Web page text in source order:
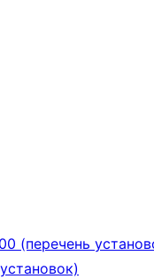
(перечень